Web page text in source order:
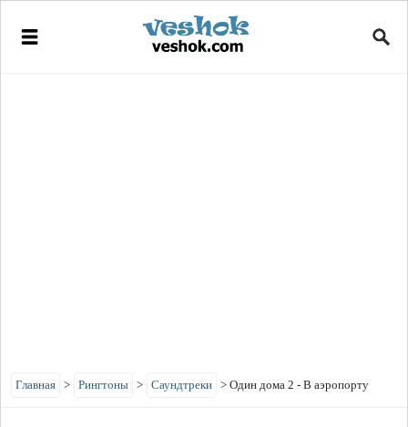
Главная > Рингтоны > Саундтреки > Один дома 2 - В аэропорту